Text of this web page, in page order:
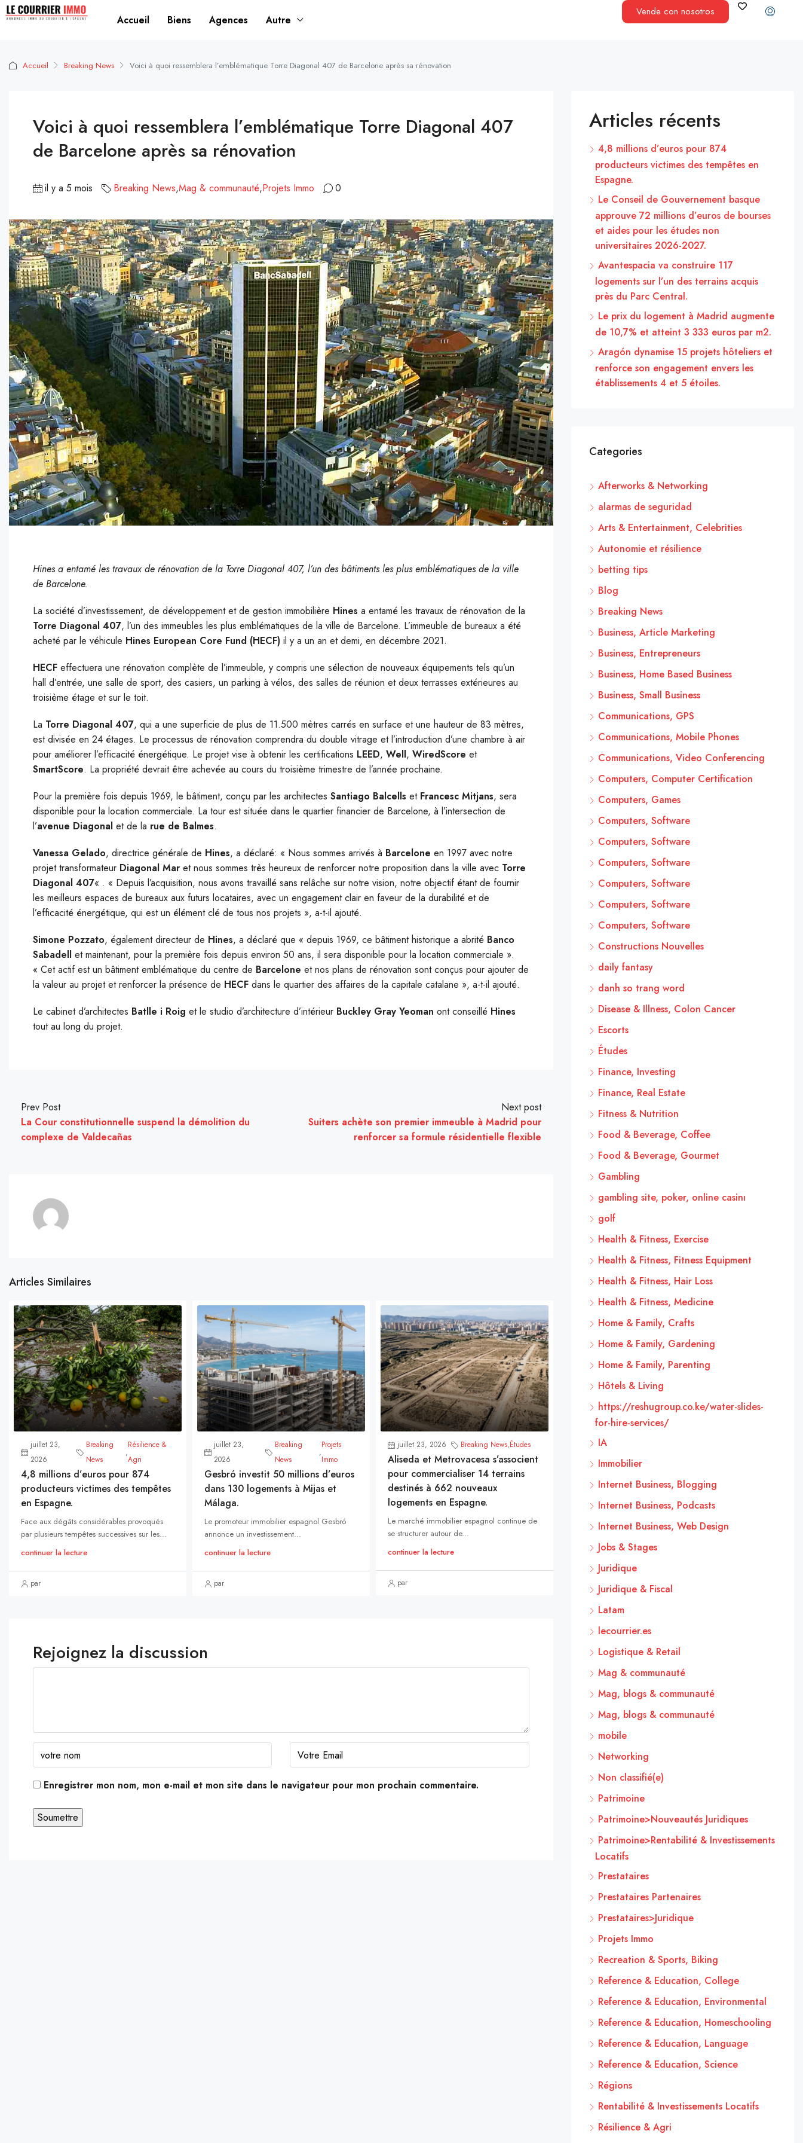
Accueil Biens Agences Autre
Vende con nosotros
Accueil Breaking News Voici à quoi ressemblera l’emblématique Torre Diagonal 407 de Barcelone après sa rénovation
Voici à quoi ressemblera l’emblématique Torre Diagonal 407
de Barcelone après sa rénovation
il y a 5 mois Breaking News,Mag & communauté,Projets Immo 0
Hines a entamé les travaux de rénovation de la Torre Diagonal 407, l’un des bâtiments les plus emblématiques de la ville
de Barcelone.
La société d’investissement, de développement et de gestion immobilière Hines a entamé les travaux de rénovation de la
Torre Diagonal 407, l’un des immeubles les plus emblématiques de la ville de Barcelone. L’immeuble de bureaux a été
acheté par le véhicule Hines European Core Fund (HECF) il y a un an et demi, en décembre 2021.
HECF effectuera une rénovation complète de l’immeuble, y compris une sélection de nouveaux équipements tels qu’un
hall d’entrée, une salle de sport, des casiers, un parking à vélos, des salles de réunion et deux terrasses extérieures au
troisième étage et sur le toit.
La Torre Diagonal 407, qui a une superficie de plus de 11.500 mètres carrés en surface et une hauteur de 83 mètres,
est divisée en 24 étages. Le processus de rénovation comprendra du double vitrage et l’introduction d’une chambre à air
pour améliorer l’efficacité énergétique. Le projet vise à obtenir les certifications LEED, Well, WiredScore et
SmartScore. La propriété devrait être achevée au cours du troisième trimestre de l’année prochaine.
Pour la première fois depuis 1969, le bâtiment, conçu par les architectes Santiago Balcells et Francesc Mitjans, sera
disponible pour la location commerciale. La tour est située dans le quartier financier de Barcelone, à l’intersection de
l’avenue Diagonal et de la rue de Balmes.
Vanessa Gelado, directrice générale de Hines, a déclaré: « Nous sommes arrivés à Barcelone en 1997 avec notre
projet transformateur Diagonal Mar et nous sommes très heureux de renforcer notre proposition dans la ville avec Torre
Diagonal 407« . « Depuis l’acquisition, nous avons travaillé sans relâche sur notre vision, notre objectif étant de fournir
les meilleurs espaces de bureaux aux futurs locataires, avec un engagement clair en faveur de la durabilité et de
l’efficacité énergétique, qui est un élément clé de tous nos projets », a-t-il ajouté.
Simone Pozzato, également directeur de Hines, a déclaré que « depuis 1969, ce bâtiment historique a abrité Banco
Sabadell et maintenant, pour la première fois depuis environ 50 ans, il sera disponible pour la location commerciale ».
« Cet actif est un bâtiment emblématique du centre de Barcelone et nos plans de rénovation sont conçus pour ajouter de
la valeur au projet et renforcer la présence de HECF dans le quartier des affaires de la capitale catalane », a-t-il ajouté.
Le cabinet d’architectes Batlle i Roig et le studio d’architecture d’intérieur Buckley Gray Yeoman ont conseillé Hines
tout au long du projet.
Prev Post
La Cour constitutionnelle suspend la démolition du
complexe de Valdecañas
Next post
Suiters achète son premier immeuble à Madrid pour
renforcer sa formule résidentielle flexible
Articles Similaires
juillet 23,
2026
Breaking
News
,
Résilience &
Agri
4,8 millions d’euros pour 874
producteurs victimes des tempêtes
en Espagne.
Face aux dégâts considérables provoqués
par plusieurs tempêtes successives sur les...
continuer la lecture
par
juillet 23,
2026
Breaking
News
,
Projets
Immo
Gesbró investit 50 millions d’euros
dans 130 logements à Mijas et
Málaga.
Le promoteur immobilier espagnol Gesbró
annonce un investissement...
continuer la lecture
par
juillet 23, 2026 Breaking News,Études
Aliseda et Metrovacesa s’associent
pour commercialiser 14 terrains
destinés à 662 nouveaux
logements en Espagne.
Le marché immobilier espagnol continue de
se structurer autour de...
continuer la lecture
par
Rejoignez la discussion
Enregistrer mon nom, mon e-mail et mon site dans le navigateur pour mon prochain commentaire.
Articles récents
4,8 millions d’euros pour 874
producteurs victimes des tempêtes en
Espagne.
Le Conseil de Gouvernement basque
approuve 72 millions d’euros de bourses
et aides pour les études non
universitaires 2026-2027.
Avantespacia va construire 117
logements sur l’un des terrains acquis
près du Parc Central.
Le prix du logement à Madrid augmente
de 10,7% et atteint 3 333 euros par m2.
Aragón dynamise 15 projets hôteliers et
renforce son engagement envers les
établissements 4 et 5 étoiles.
Categories
Afterworks & Networking
alarmas de seguridad
Arts & Entertainment, Celebrities
Autonomie et résilience
betting tips
Blog
Breaking News
Business, Article Marketing
Business, Entrepreneurs
Business, Home Based Business
Business, Small Business
Communications, GPS
Communications, Mobile Phones
Communications, Video Conferencing
Computers, Computer Certification
Computers, Games
Computers, Software
Computers, Software
Computers, Software
Computers, Software
Computers, Software
Computers, Software
Constructions Nouvelles
daily fantasy
danh so trang word
Disease & Illness, Colon Cancer
Escorts
Études
Finance, Investing
Finance, Real Estate
Fitness & Nutrition
Food & Beverage, Coffee
Food & Beverage, Gourmet
Gambling
gambling site, poker, online casinı
golf
Health & Fitness, Exercise
Health & Fitness, Fitness Equipment
Health & Fitness, Hair Loss
Health & Fitness, Medicine
Home & Family, Crafts
Home & Family, Gardening
Home & Family, Parenting
Hôtels & Living
https://reshugroup.co.ke/water-slides-
for-hire-services/
IA
Immobilier
Internet Business, Blogging
Internet Business, Podcasts
Internet Business, Web Design
Jobs & Stages
Juridique
Juridique & Fiscal
Latam
lecourrier.es
Logistique & Retail
Mag & communauté
Mag, blogs & communauté
Mag, blogs & communauté
mobile
Networking
Non classifié(e)
Patrimoine
Patrimoine>Nouveautés Juridiques
Patrimoine>Rentabilité & Investissements
Locatifs
Prestataires
Prestataires Partenaires
Prestataires>Juridique
Projets Immo
Recreation & Sports, Biking
Reference & Education, College
Reference & Education, Environmental
Reference & Education, Homeschooling
Reference & Education, Language
Reference & Education, Science
Régions
Rentabilité & Investissements Locatifs
Résilience & Agri